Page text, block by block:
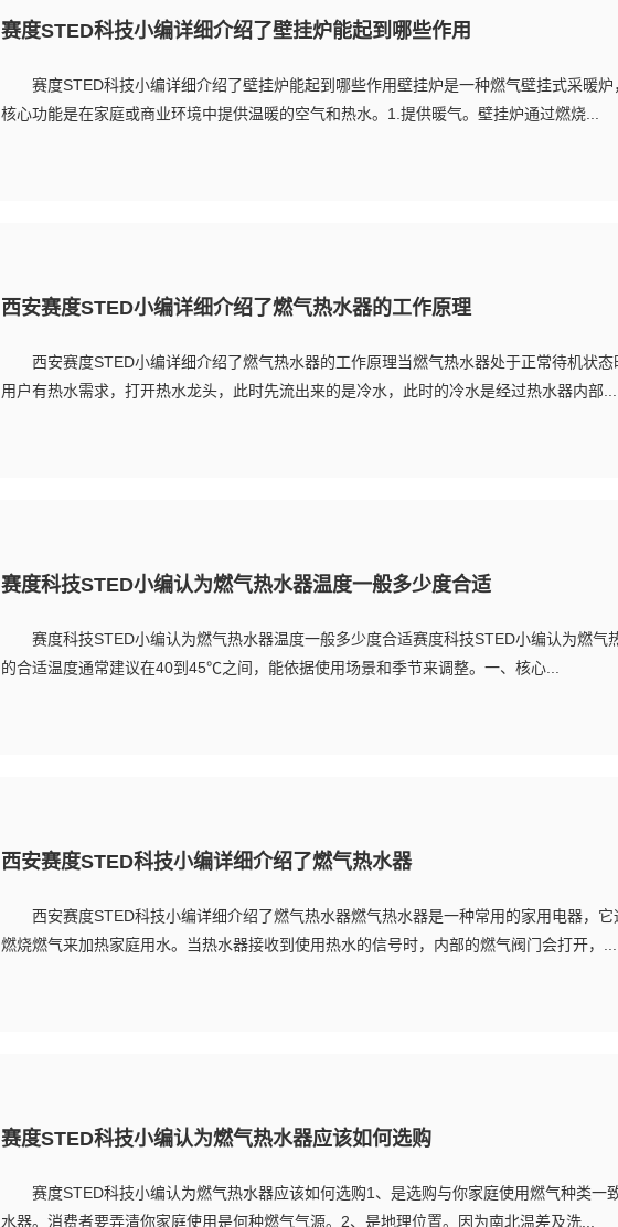
赛度STED科技小编详细介绍了壁挂炉能起到哪些作用
赛度STED科技小编详细介绍了壁挂炉能起到哪些作用壁挂炉是一种燃气壁挂式采暖炉
核心功能是在家庭或商业环境中提供温暖的空气和热水。1.提供暖气。壁挂炉通过燃烧...
西安赛度STED小编详细介绍了燃气热水器的工作原理
西安赛度STED小编详细介绍了燃气热水器的工作原理当燃气热水器处于正常待机状态
用户有热水需求，打开热水龙头，此时先流出来的是冷水，此时的冷水是经过热水器内部...
赛度科技STED小编认为燃气热水器温度一般多少度合适
赛度科技STED小编认为燃气热水器温度一般多少度合适赛度科技STED小编认为燃气
的合适温度通常建议在40到45℃之间，能依据使用场景和季节来调整。一、核心...
西安赛度STED科技小编详细介绍了燃气热水器
西安赛度STED科技小编详细介绍了燃气热水器燃气热水器是一种常用的家用电器，它
燃烧燃气来加热家庭用水。当热水器接收到使用热水的信号时，内部的燃气阀门会打开，...
赛度STED科技小编认为燃气热水器应该如何选购
赛度STED科技小编认为燃气热水器应该如何选购1、是选购与你家庭使用燃气种类一
水器。消费者要弄清你家庭使用是何种燃气气源。2、是地理位置。因为南北温差及洗...